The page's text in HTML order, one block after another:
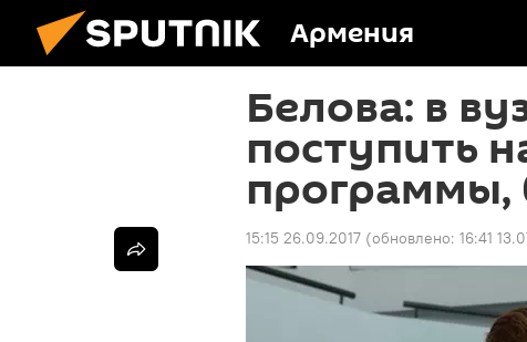
Армения
Белова: в
поступить
программы,
15:15 26.09.2017 (обновлено: 16:41